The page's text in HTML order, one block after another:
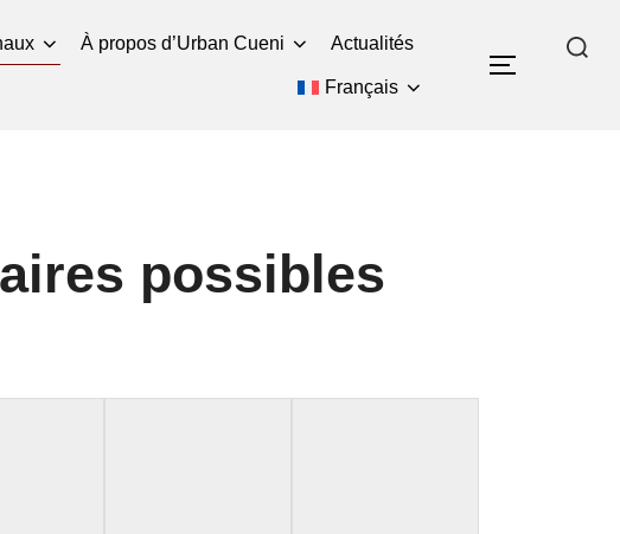
À propos d’Urban Cueni Actualités
Français
Rechercher :
possibles